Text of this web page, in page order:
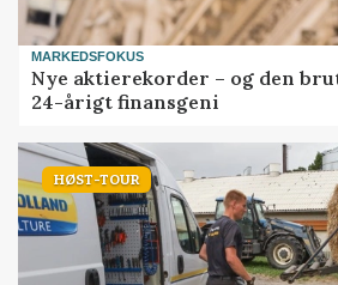
MARKEDSFOKUS
Nye aktierekorder – og den
24-årigt finansgeni
HØST-TOUR